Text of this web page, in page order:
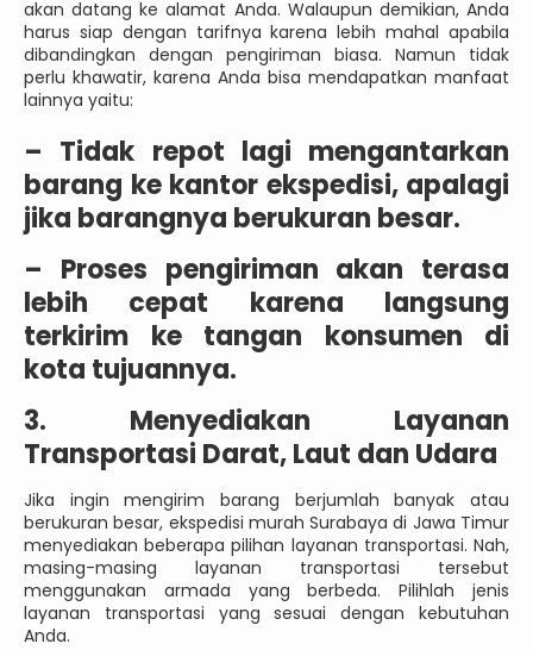
akan datang ke alamat Anda. Walaupun demikian, Anda
harus siap dengan tarifnya karena lebih mahal apabila
dibandingkan dengan pengiriman biasa. Namun tidak
perlu khawatir, karena Anda bisa mendapatkan manfaat
lainnya yaitu:
– Tidak repot lagi mengantarkan
barang ke kantor ekspedisi, apalagi
jika barangnya berukuran besar.
– Proses pengiriman akan terasa
lebih cepat karena langsung
terkirim ke tangan konsumen di
kota tujuannya.
3. Menyediakan Layanan
Transportasi Darat, Laut dan Udara
Jika ingin mengirim barang berjumlah banyak atau
berukuran besar, ekspedisi murah Surabaya di Jawa Timur
menyediakan beberapa pilihan layanan transportasi. Nah,
masing-masing layanan transportasi tersebut
menggunakan armada yang berbeda. Pilihlah jenis
layanan transportasi yang sesuai dengan kebutuhan
Anda.